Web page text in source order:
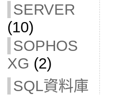
SERVER
(10)
SOPHOS
XG (2)
SQL資料庫